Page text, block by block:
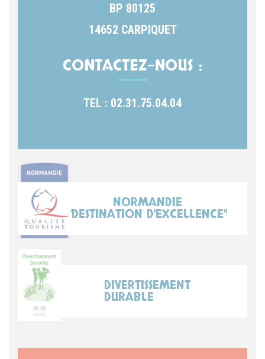
BP 80125
14652 CARPIQUET
CONTACTEZ-NOUS :
TEL : 02.31.75.04.04
NORMANDIE
"DESTINATION D'EXCELLENCE"
DIVERTISSEMENT
DURABLE